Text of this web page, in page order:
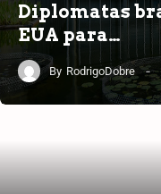
Diplomatas
EUA para…
By RodrigoDobre